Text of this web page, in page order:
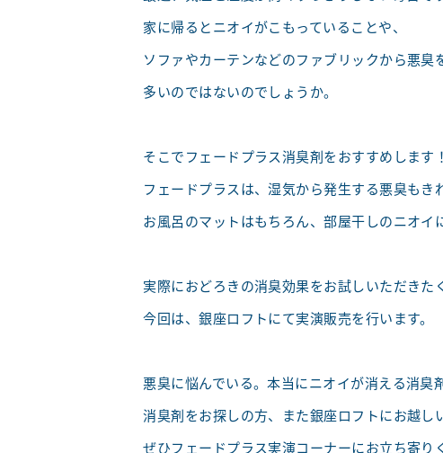
家に帰るとニオイがこもっていることや、
ソファやカーテンなどのファブリックから悪臭
多いのではないのでしょうか。
そこでフェードプラス消臭剤をおすすめします！
フェードプラスは、湿気から発生する悪臭もき
お風呂のマットはもちろん、部屋干しのニオイ
実際におどろきの消臭効果をお試しいただきた
今回は、銀座ロフトにて実演販売を行います。
悪臭に悩んでいる。本当にニオイが消える消臭
消臭剤をお探しの方、また銀座ロフトにお越し
ぜひフェードプラス実演コーナーにお立ち寄り